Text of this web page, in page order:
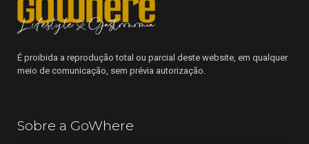
É proibida a reprodução total ou parcial deste website, em qualquer
meio de comunicação, sem prévia autorização.
Sobre a GoWhere